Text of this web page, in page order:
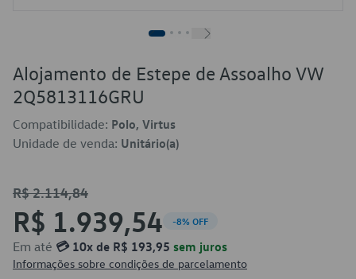
Alojamento de Estepe de Assoalho VW
2Q5813116GRU
Compatibilidade: Polo, Virtus
Unidade de venda: Unitário(a)
R$ 2.114,84
R$ 1.939,54 -8% OFF
Em até 💳 10x de R$ 193,95 sem juros
Informações sobre condições de parcelamento